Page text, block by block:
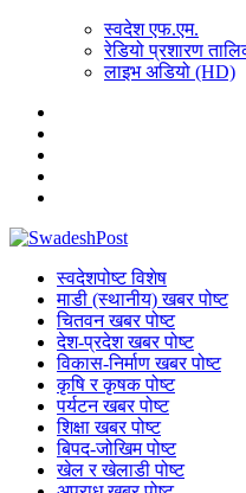
स्वदेश एफ.एम.
रेडियो प्रशारण
लाइभ अडियो (HD)
स्वदेशपोष्ट विशेष
माडी (स्थानीय) खबर पोष्ट
चितवन खबर पोष्ट
देश-प्रदेश खबर पोष्ट
विकास-निर्माण खबर पोष्ट
कृषि र कृषक पोष्ट
पर्यटन खबर पोष्ट
शिक्षा खबर पोष्ट
बिपद-जोखिम पोष्ट
खेल र खेलाडी पोष्ट